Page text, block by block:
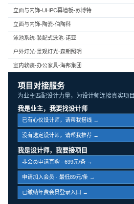
立面与内饰-UHPC幕墙板-苏博特
立面与内饰-陶瓷-伯陶科
泳池系统-装配式泳池-诺亚
户外灯光-景观灯光-森朝照明
室内软装-办公家具-海邦集团
项目对接服务
为业主匹配设计力量，为设计师连接真实项目
我是业主，我要找设计师
已有心仪设计师，请帮我搭线 →
没有选定设计师，请帮我推荐 →
我是设计师，我要接项目
非会员申请直购 · 699元/条 →
申请加入会员 · 最低89元/条 →
已缴纳年费会员登录入口 →